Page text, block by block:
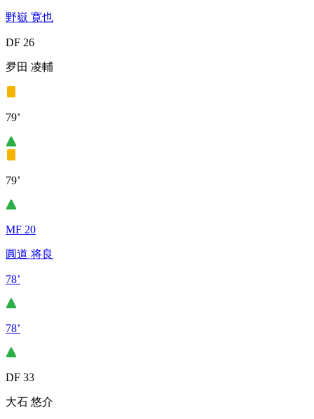
野嶽 寛也
DF 26
夛田 凌輔
79’
79’
MF 20
圓道 将良
78’
78’
DF 33
大石 悠介